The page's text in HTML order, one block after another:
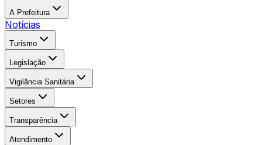
A Prefeitura
Notícias
Turismo
Legislação
Vigilância Sanitária
Setores
Transparência
Atendimento